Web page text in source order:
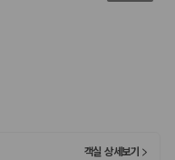
객실 상세보기